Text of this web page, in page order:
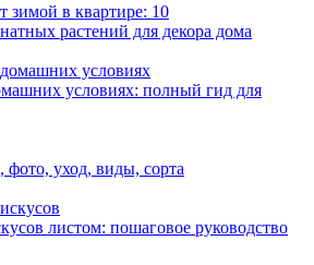
зимой в квартире: 10
растений для декора дома
условиях: полный гид для
уход, виды, сорта
листом: пошаговое руководство